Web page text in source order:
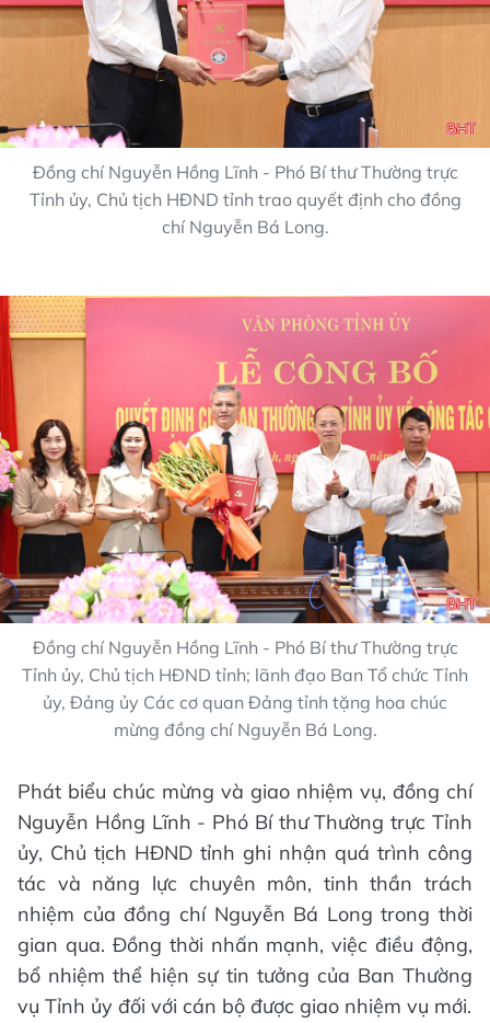
Đồng chí Nguyễn Hồng Lĩnh - Phó Bí thư Thường trực
Tỉnh ủy, Chủ tịch HĐND tỉnh trao quyết định cho đồng
chí Nguyễn Bá Long.
Đồng chí Nguyễn Hồng Lĩnh - Phó Bí thư Thường trực
Tỉnh ủy, Chủ tịch HĐND tỉnh; lãnh đạo Ban Tổ chức Tỉnh
ủy, Đảng ủy Các cơ quan Đảng tỉnh tặng hoa chúc
mừng đồng chí Nguyễn Bá Long.
Phát biểu chúc mừng và giao nhiệm vụ, đồng chí
Nguyễn Hồng Lĩnh - Phó Bí thư Thường trực Tỉnh
ủy, Chủ tịch HĐND tỉnh ghi nhận quá trình công
tác và năng lực chuyên môn, tinh thần trách
nhiệm của đồng chí Nguyễn Bá Long trong thời
gian qua. Đồng thời nhấn mạnh, việc điều động,
bổ nhiệm thể hiện sự tin tưởng của Ban Thường
vụ Tỉnh ủy đối với cán bộ được giao nhiệm vụ mới.